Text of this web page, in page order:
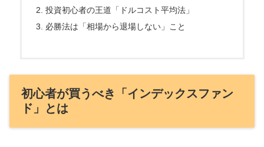
投資初心者の王道「ドルコスト平均法」
必勝法は「相場から退場しない」こと
初心者が買うべき「インデックスファン
ド」とは